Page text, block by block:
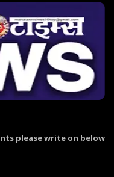
please write on below